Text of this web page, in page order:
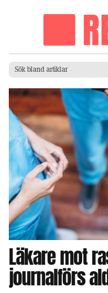
Läkare mot
journalförs